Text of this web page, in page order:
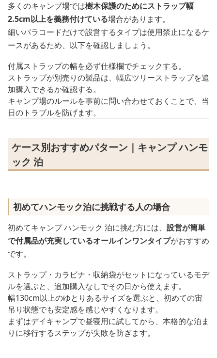
多くのキャンプ場では樹木保護のためにストラップ幅
2.5cm以上を義務付けている場合があります。
細いパラコードだけで設営するタイプは使用禁止になるケ
ースがあるため、以下を確認しましょう。
付属ストラップの幅を必ず仕様欄でチェックする。
ストラップが別売りの製品は、幅広ツリーストラップを追
加購入できるか確認する。
キャンプ場のルールを事前に問い合わせておくことで、当
日のトラブルを防げます。
ケース別おすすめパターン｜キャンプ ハンモ
ック 泊
初めてハンモック泊に挑戦する人の場合
初めてキャンプ ハンモック 泊に挑む方には、 設営が簡単
で付属品が充実しているオールインワンタイプがおすすめ
です。
ストラップ・カラビナ・収納袋がセットになっているモデ
ルを選ぶと、追加購入なしでその日から使えます。
幅130cm以上のゆとりあるサイズを選ぶと、初めての宙
吊り状態でも安定感を感じやすくなります。
まずはデイキャンプで昼寝用に試してから、本格的な泊ま
りに移行するステップが失敗を防ぎます。